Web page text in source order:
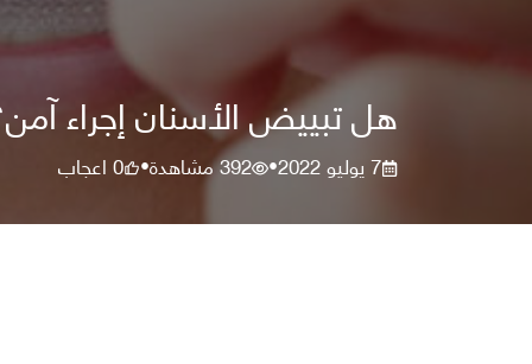
هل تبييض الأسنان إجراء
7 يوليو 2022 •
392مشاهدة•
0اعجاب